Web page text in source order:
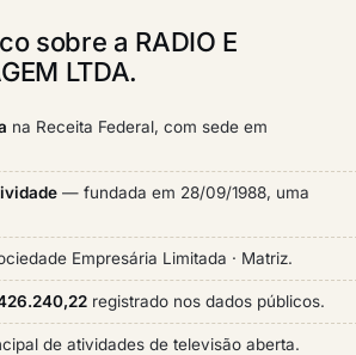
sobre a RADIO E
LTDA.
na Receita Federal, com sede em
— fundada em 28/09/1988, uma
Empresária Limitada · Matriz.
registrado nos dados públicos.
de atividades de televisão aberta.